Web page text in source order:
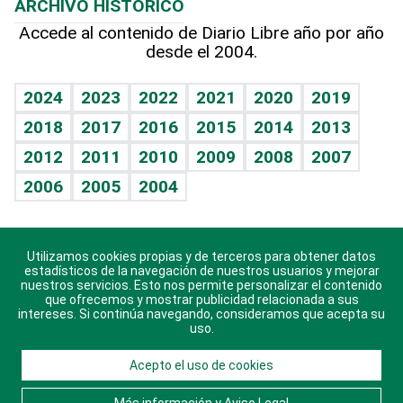
Hablando con el pediatra
Vida y familia
Eñe
Celebrando la vida
Sin complejos
En pocas palabras
Escuchando al corazón
Economía Personal
Línea de hit
TBT Deportivo
Más firmas
Hecho en casa
Guía del dinero
Cumpleaños
Horóscopos
Crucigramas
ARCHIVO HISTÓRICO
Accede al contenido de Diario Libre año por año
desde el 2004.
2024 2023 2022 2021 2020
2019
2018
2017 2016 2015 2014
2013
2012
2011 2010 2009 2008
2007
2006
2005 2004
Descarga nuestras aplicaciones para Android, iOS y
sistema Huawei.
© 2021 Diario Libre, todos los derechos reservados.
Utilizamos cookies propias y de terceros para obtener datos
estadísticos de la navegación de nuestros usuarios y mejorar
nuestros servicios. Esto nos permite personalizar el contenido
que ofrecemos y mostrar publicidad relacionada a sus
intereses. Si continúa navegando, consideramos que acepta su
uso.
Acepto el uso de cookies